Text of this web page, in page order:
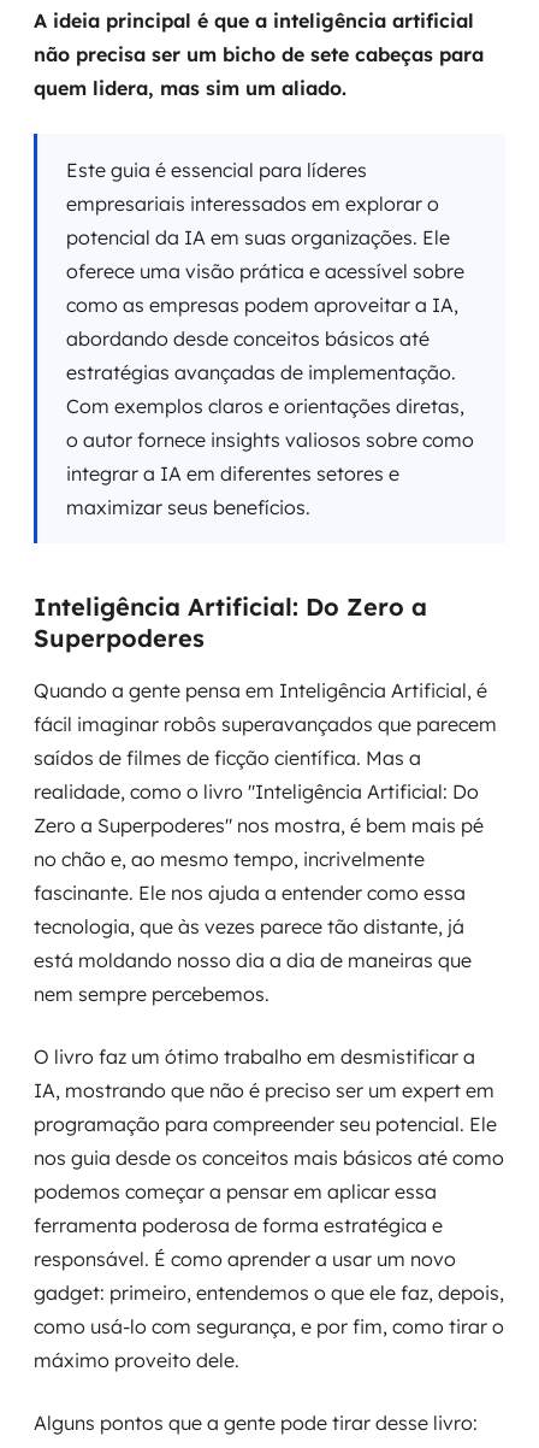
A ideia principal é que a inteligência artificial
não precisa ser um bicho de sete cabeças para
quem lidera, mas sim um aliado.
Este guia é essencial para líderes
empresariais interessados em explorar o
potencial da IA em suas organizações. Ele
oferece uma visão prática e acessível sobre
como as empresas podem aproveitar a IA,
abordando desde conceitos básicos até
estratégias avançadas de implementação.
Com exemplos claros e orientações diretas,
o autor fornece insights valiosos sobre como
integrar a IA em diferentes setores e
maximizar seus benefícios.
Inteligência Artificial: Do Zero a
Superpoderes
Quando a gente pensa em Inteligência Artificial, é
fácil imaginar robôs superavançados que parecem
saídos de filmes de ficção científica. Mas a
realidade, como o livro "Inteligência Artificial: Do
Zero a Superpoderes" nos mostra, é bem mais pé
no chão e, ao mesmo tempo, incrivelmente
fascinante. Ele nos ajuda a entender como essa
tecnologia, que às vezes parece tão distante, já
está moldando nosso dia a dia de maneiras que
nem sempre percebemos.
O livro faz um ótimo trabalho em desmistificar a
IA, mostrando que não é preciso ser um expert em
programação para compreender seu potencial. Ele
nos guia desde os conceitos mais básicos até como
podemos começar a pensar em aplicar essa
ferramenta poderosa de forma estratégica e
responsável. É como aprender a usar um novo
gadget: primeiro, entendemos o que ele faz, depois,
como usá-lo com segurança, e por fim, como tirar o
máximo proveito dele.
Alguns pontos que a gente pode tirar desse livro: